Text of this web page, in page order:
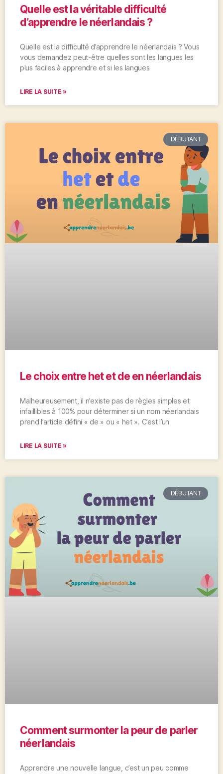
Quelle est la véritable difficulté
d’apprendre le néerlandais ?
Quelle est la difficulté d’apprendre le néerlandais ? Vous
vous demandez peut-être quelles sont les langues les
plus faciles à apprendre et si les langues
LIRE LA SUITE »
DÉBUTANT
Le choix entre het et de en néerlandais
Malheureusement, il n’existe pas de règles simples et
infaillibles à 100% pour déterminer si un nom néerlandais
prend l’article défini « de » ou « het ». C’est l’un
LIRE LA SUITE »
DÉBUTANT
Comment surmonter la peur de parler
néerlandais
Apprendre une nouvelle langue, c’est un peu comme